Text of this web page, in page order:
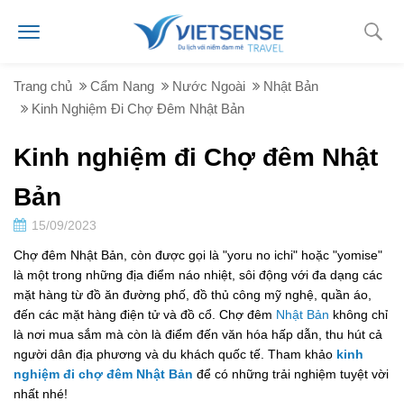
Trang chủ Cẩm Nang Nước Ngoài
Nhật Bản
Kinh Nghiệm Đi Chợ Đêm Nhật Bản
Kinh nghiệm đi Chợ đêm Nhật
Bản
15/09/2023
Chợ đêm Nhật Bản, còn được gọi là "yoru no ichi" hoặc "yomise"
là một trong những địa điểm náo nhiệt, sôi động với đa dạng các
mặt hàng từ đồ ăn đường phố, đồ thủ công mỹ nghệ, quần áo,
đến các mặt hàng điện tử và đồ cổ. Chợ đêm Nhật Bản không chỉ
là nơi mua sắm mà còn là điểm đến văn hóa hấp dẫn, thu hút cả
người dân địa phương và du khách quốc tế. Tham khảo kinh
nghiệm đi chợ đêm Nhật Bản để có những trải nghiệm tuyệt vời
nhất nhé!